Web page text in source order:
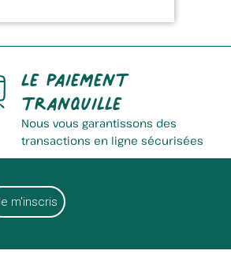
Le paiement
tranquille
Nous vous garantissons des
transactions en ligne sécurisées